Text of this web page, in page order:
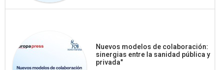
Nuevos modelos de colaboración:
sinergias entre la sanidad pública y
privada"